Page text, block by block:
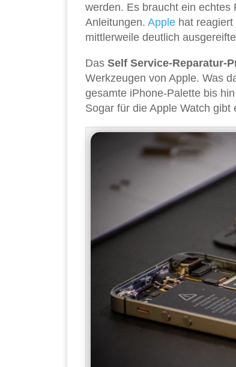
werden. Es braucht ein echtes
Anleitungen. Apple hat
mittlerweile deutlich
Das Self Service-Reparatur-
Werkzeugen von Apple. Was
gesamte iPhone-Palette bis
Sogar für die Apple Watch